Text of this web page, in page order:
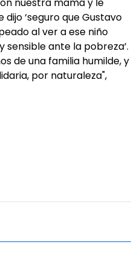
‘seguro que Gustavo
al ver a ese niño
sensible ante la pobreza’.
de una familia humilde, y
por naturaleza",